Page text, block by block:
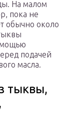
На малом
пока не
обычно около
подачей
масла.
тыквы,